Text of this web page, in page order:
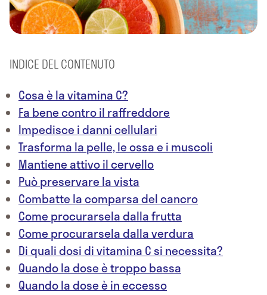
INDICE DEL CONTENUTO
Cosa è la vitamina C?
Fa bene contro il raffreddore
Impedisce i danni cellulari
Trasforma la pelle, le ossa e i muscoli
Mantiene attivo il cervello
Può preservare la vista
Combatte la comparsa del cancro
Come procurarsela dalla frutta
Come procurarsela dalla verdura
Di quali dosi di vitamina C si necessita?
Quando la dose è troppo bassa
Quando la dose è in eccesso